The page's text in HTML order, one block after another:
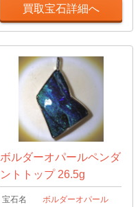
買取宝石詳細へ
ボルダーオパールペンダ
ントトップ 26.5g
宝石名 ボルダーオパール